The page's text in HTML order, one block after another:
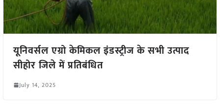
यूनिवर्सल एग्रो केमिकल इंडस्ट्रीज के सभी उत्पाद
सीहोर जिले में प्रतिबंधित
July 14, 2025